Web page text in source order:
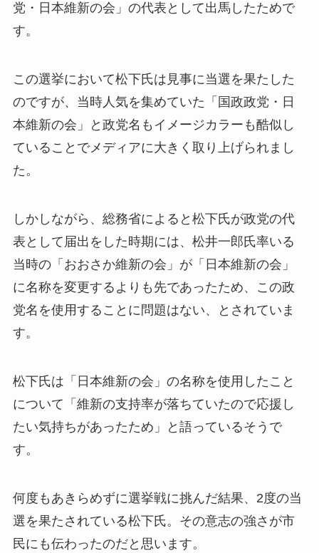
党・日本維新の会」の代表として出馬したためで
す。
この選挙において松下氏は見事に当選を果たした
のですが、当時人気を集めていた「国政政党・日
本維新の会」と政党名もイメージカラーも酷似し
ていることでメディアに大きく取り上げられまし
た。
しかしながら、総務省によると松下氏が政党の代
表として届出をした時期には、松井一郎氏率いる
当時の「おおさか維新の会」が「日本維新の会」
に名称を変更するよりも先であったため、
この政
党名を使用することに問題はない、とされていま
す。
松下氏は「日本維新の会」の名称を使用したこと
について「維新の支持率が落ちていたので応援し
たい気持ちがあったため」と語っているそうで
す。
何度もあきらめずに選挙戦に挑んだ結果、2度の当
選を果たされている松下氏。その意志の強さが市
民にも伝わったのだと思います。